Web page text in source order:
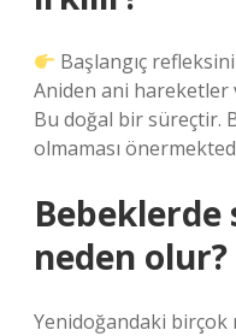
Başlangıç
Aniden ani hareketler
Bu doğal bir süreçtir.
olmaması
Bebeklerde
neden olur?
Yenidoğandaki